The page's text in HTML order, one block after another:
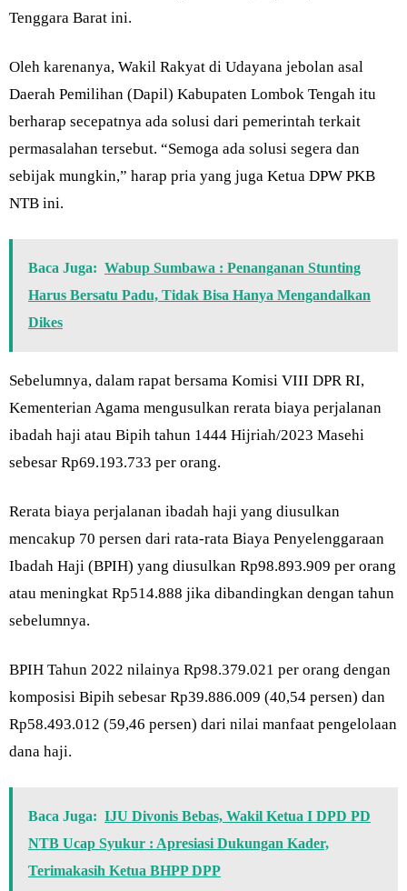
Tenggara Barat ini.
Oleh karenanya, Wakil Rakyat di Udayana jebolan asal
Daerah Pemilihan (Dapil) Kabupaten Lombok Tengah itu
berharap secepatnya ada solusi dari pemerintah terkait
permasalahan tersebut. “Semoga ada solusi segera dan
sebijak mungkin,” harap pria yang juga Ketua DPW PKB
NTB ini.
Baca Juga: Wabup Sumbawa : Penanganan Stunting
Harus Bersatu Padu, Tidak Bisa Hanya Mengandalkan
Dikes
Sebelumnya, dalam rapat bersama Komisi VIII DPR RI,
Kementerian Agama mengusulkan rerata biaya perjalanan
ibadah haji atau Bipih tahun 1444 Hijriah/2023 Masehi
sebesar Rp69.193.733 per orang.
Rerata biaya perjalanan ibadah haji yang diusulkan
mencakup 70 persen dari rata-rata Biaya Penyelenggaraan
Ibadah Haji (BPIH) yang diusulkan Rp98.893.909 per orang
atau meningkat Rp514.888 jika dibandingkan dengan tahun
sebelumnya.
BPIH Tahun 2022 nilainya Rp98.379.021 per orang dengan
komposisi Bipih sebesar Rp39.886.009 (40,54 persen) dan
Rp58.493.012 (59,46 persen) dari nilai manfaat pengelolaan
dana haji.
Baca Juga: IJU Divonis Bebas, Wakil Ketua I DPD PD
NTB Ucap Syukur : Apresiasi Dukungan Kader,
Terimakasih Ketua BHPP DPP